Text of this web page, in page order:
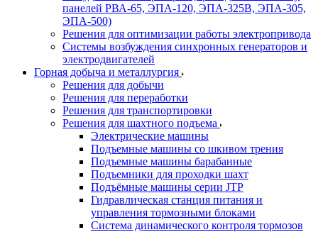
панелей РВА-65, ЭПА-120, ЭПА-325В, ЭПА-305,
ЭПА-500)
Решения для оптимизации работы электропривода
Системы возбуждения синхронных генераторов и
электродвигателей
Горная добыча и металлургия
Решения для добычи
Решения для переработки
Решения для транспортировки
Решения для шахтного подъема
Электрические машины
Подъемные машины со шкивом трения
Подъемные машины барабанные
Подъемники для проходки шахт
Подъёмные машины серии JTP
Гидравлическая станция питания и
управления тормозными блоками
Система динамического контроля тормозов